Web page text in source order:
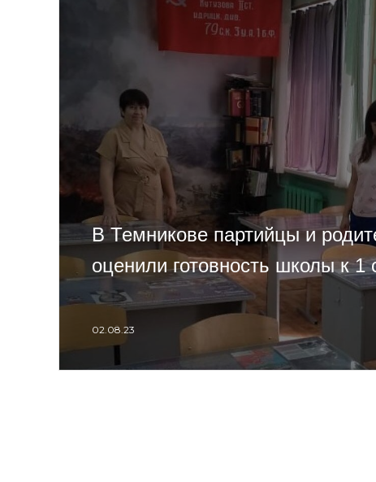
В Темникове партийцы и
оценили готовность школы к 1
02.08.23